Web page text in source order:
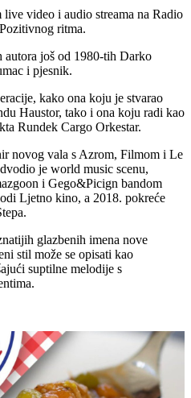
video i audio streama na Radio
ritma.
autora još od 1980-tih Darko
i pjesnik.
kako ona koju je stvarao
Haustor, tako i ona koju radi kao
Rundek Cargo Orkestar.
novog vala s Azrom, Filmom i Le
je world music scenu,
i Gego&Picign bandom
Ljetno kino, a 2018. pokreće
glazbenih imena nove
stil može se opisati kao
suptilne melodije s